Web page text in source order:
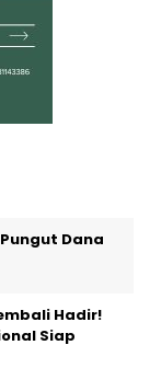
Dana
Hadir!
Siap